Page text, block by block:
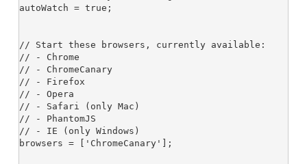
autoWatch = true;
// Start these browsers, currently available:
// - Chrome
// - ChromeCanary
// - Firefox
// - Opera
// - Safari (only Mac)
// - PhantomJS
// - IE (only Windows)
browsers = ['ChromeCanary'];